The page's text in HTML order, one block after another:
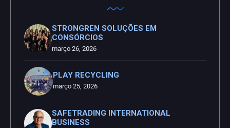
STRONGREN SOLUÇÕES EM
CONSÓRCIOS
março 26, 2026
PLAY RECYCLING
março 25, 2026
SAFETRADING INTERNATIONAL
BUSINESS